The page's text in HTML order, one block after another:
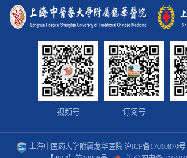
视频号 订阅号
上海中医药大学附属龙华医院 沪ICP备17010870号